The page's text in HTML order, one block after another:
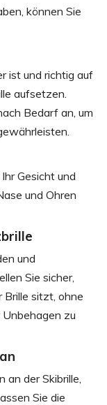
können Sie
ist und richtig auf
aufsetzen.
Bedarf an, um
Gesicht und
und Ohren
und
Sie sicher,
Brille sitzt, ohne
zu
an der Skibrille,
Sie die